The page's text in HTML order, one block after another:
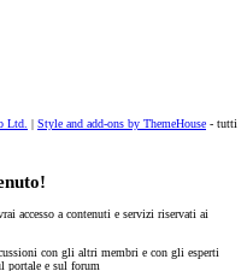
Ltd. Style and add-ons by ThemeHouse - tutti
accesso a contenuti e servizi riservati ai
con gli altri membri e con gli esperti
portale e sul forum